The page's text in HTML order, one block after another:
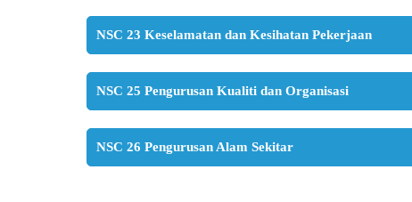
NSC 23 Keselamatan dan Kesihatan Pekerjaan
NSC 25 Pengurusan Kualiti dan Organisasi
NSC 26 Pengurusan Alam Sekitar